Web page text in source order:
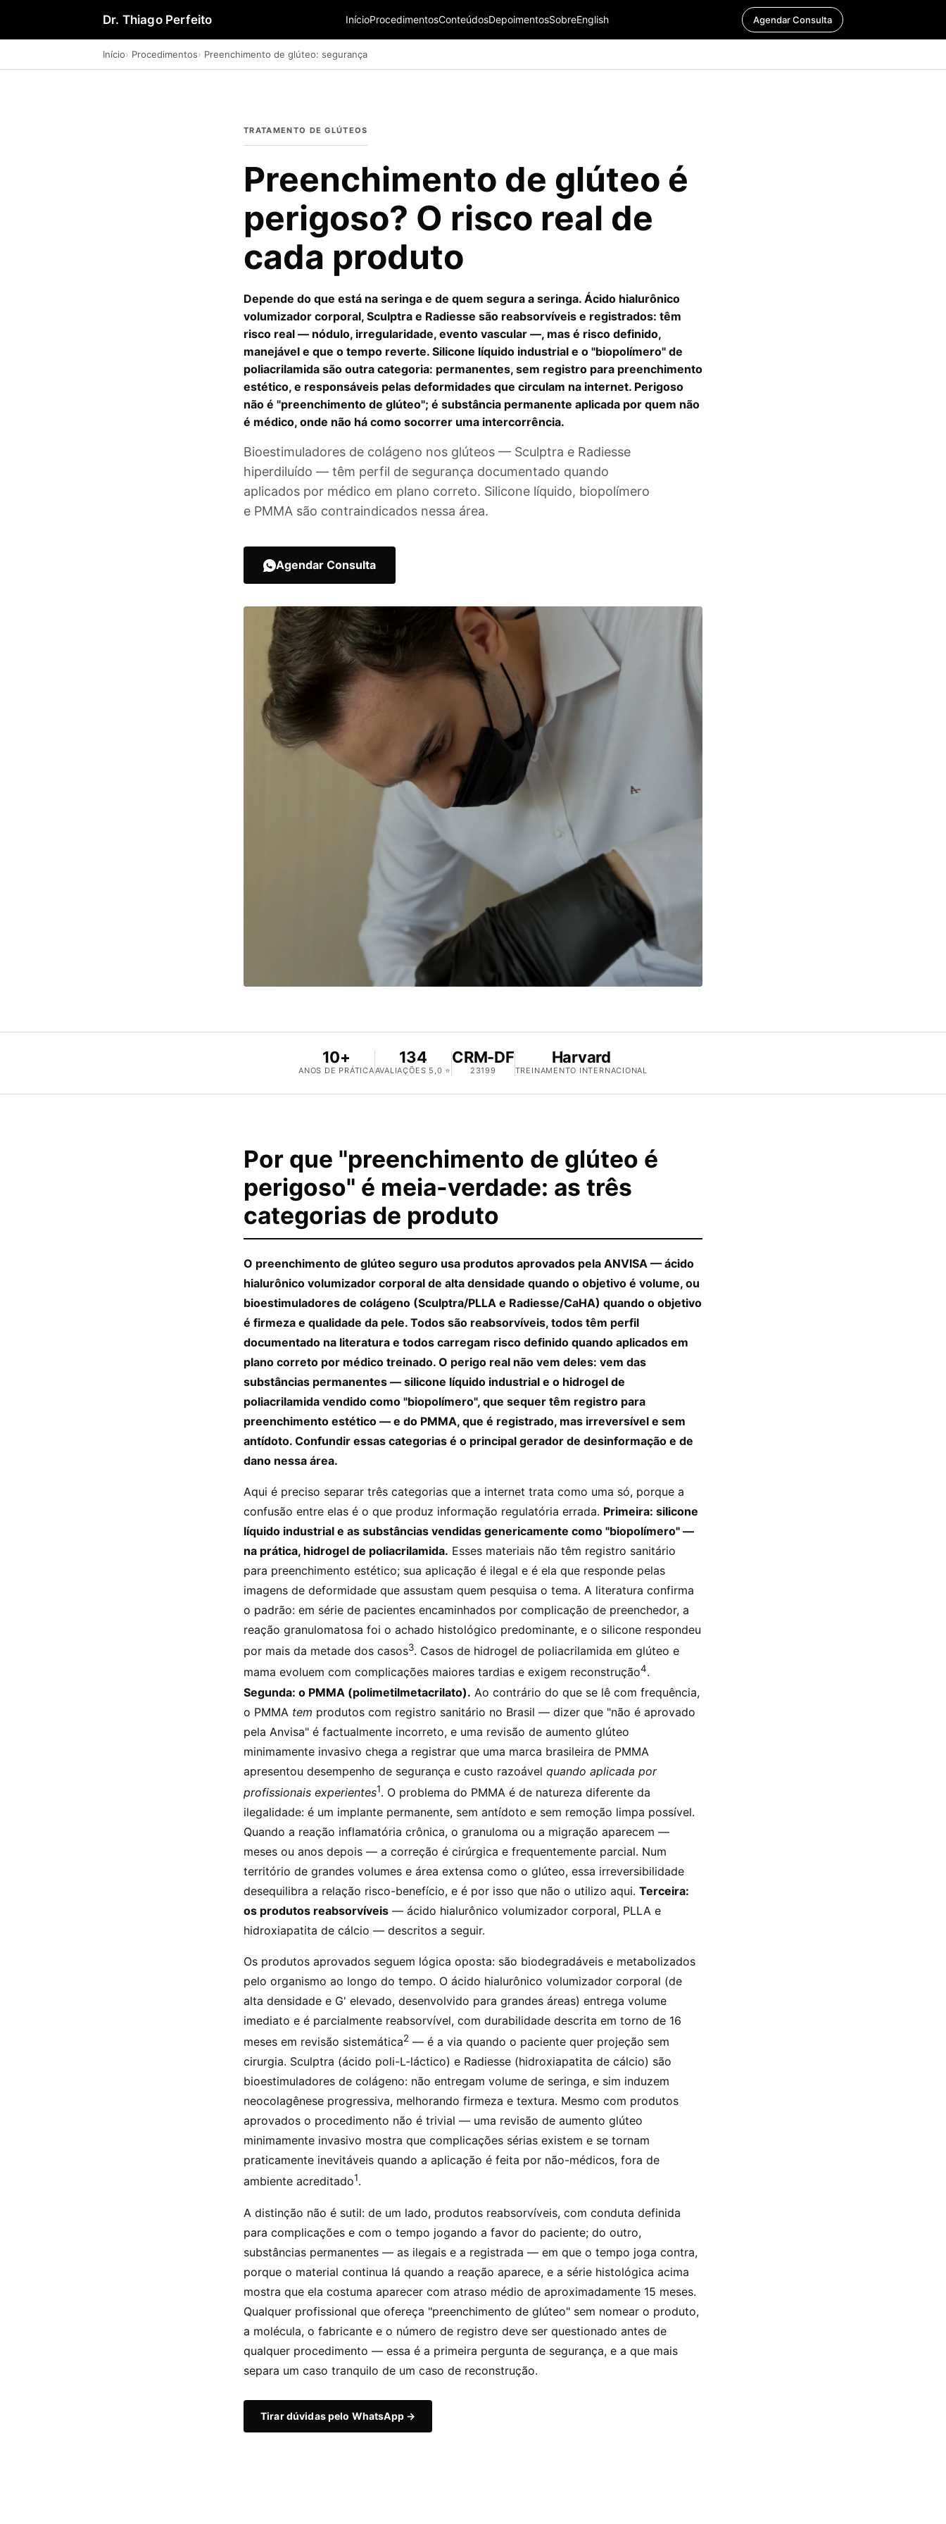
Dr. Thiago Perfeito InícioProcedimentosConteúdosDepoimentosSobreEnglish Agendar Consulta
Início Procedimentos Preenchimento de glúteo: segurança
TRATAMENTO DE GLÚTEOS
Preenchimento de glúteo é
perigoso? O risco real de
cada produto
Depende do que está na seringa e de quem segura a seringa. Ácido hialurônico
volumizador corporal, Sculptra e Radiesse são reabsorvíveis e registrados: têm
risco real — nódulo, irregularidade, evento vascular —, mas é risco definido,
manejável e que o tempo reverte. Silicone líquido industrial e o "biopolímero" de
poliacrilamida são outra categoria: permanentes, sem registro para preenchimento
estético, e responsáveis pelas deformidades que circulam na internet. Perigoso
não é "preenchimento de glúteo"; é substância permanente aplicada por quem não
é médico, onde não há como socorrer uma intercorrência.
Bioestimuladores de colágeno nos glúteos — Sculptra e Radiesse
hiperdiluído — têm perfil de segurança documentado quando
aplicados por médico em plano correto. Silicone líquido, biopolímero
e PMMA são contraindicados nessa área.
Agendar Consulta
10+
ANOS DE PRÁTICA
134
AVALIAÇÕES 5,0 ⭐
CRM-DF
23199
Harvard
TREINAMENTO INTERNACIONAL
Por que "preenchimento de glúteo é
perigoso" é meia-verdade: as três
categorias de produto
O preenchimento de glúteo seguro usa produtos aprovados pela ANVISA — ácido
hialurônico volumizador corporal de alta densidade quando o objetivo é volume, ou
bioestimuladores de colágeno (Sculptra/PLLA e Radiesse/CaHA) quando o objetivo
é firmeza e qualidade da pele. Todos são reabsorvíveis, todos têm perfil
documentado na literatura e todos carregam risco definido quando aplicados em
plano correto por médico treinado. O perigo real não vem deles: vem das
substâncias permanentes — silicone líquido industrial e o hidrogel de
poliacrilamida vendido como "biopolímero", que sequer têm registro para
preenchimento estético — e do PMMA, que é registrado, mas irreversível e sem
antídoto. Confundir essas categorias é o principal gerador de desinformação e de
dano nessa área.
Aqui é preciso separar três categorias que a internet trata como uma só, porque a
confusão entre elas é o que produz informação regulatória errada. Primeira: silicone
líquido industrial e as substâncias vendidas genericamente como "biopolímero" —
na prática, hidrogel de poliacrilamida. Esses materiais não têm registro sanitário
para preenchimento estético; sua aplicação é ilegal e é ela que responde pelas
imagens de deformidade que assustam quem pesquisa o tema. A literatura confirma
o padrão: em série de pacientes encaminhados por complicação de preenchedor, a
reação granulomatosa foi o achado histológico predominante, e o silicone respondeu
por mais da metade dos casos3. Casos de hidrogel de poliacrilamida em glúteo e
mama evoluem com complicações maiores tardias e exigem reconstrução4.
Segunda: o PMMA (polimetilmetacrilato). Ao contrário do que se lê com frequência,
o PMMA tem produtos com registro sanitário no Brasil — dizer que "não é aprovado
pela Anvisa" é factualmente incorreto, e uma revisão de aumento glúteo
minimamente invasivo chega a registrar que uma marca brasileira de PMMA
apresentou desempenho de segurança e custo razoável quando aplicada por
profissionais experientes1. O problema do PMMA é de natureza diferente da
ilegalidade: é um implante permanente, sem antídoto e sem remoção limpa possível.
Quando a reação inflamatória crônica, o granuloma ou a migração aparecem —
meses ou anos depois — a correção é cirúrgica e frequentemente parcial. Num
território de grandes volumes e área extensa como o glúteo, essa irreversibilidade
desequilibra a relação risco-benefício, e é por isso que não o utilizo aqui. Terceira:
os produtos reabsorvíveis — ácido hialurônico volumizador corporal, PLLA e
hidroxiapatita de cálcio — descritos a seguir.
Os produtos aprovados seguem lógica oposta: são biodegradáveis e metabolizados
pelo organismo ao longo do tempo. O ácido hialurônico volumizador corporal (de
alta densidade e G' elevado, desenvolvido para grandes áreas) entrega volume
imediato e é parcialmente reabsorvível, com durabilidade descrita em torno de 16
meses em revisão sistemática2 — é a via quando o paciente quer projeção sem
cirurgia. Sculptra (ácido poli-L-láctico) e Radiesse (hidroxiapatita de cálcio) são
bioestimuladores de colágeno: não entregam volume de seringa, e sim induzem
neocolagênese progressiva, melhorando firmeza e textura. Mesmo com produtos
aprovados o procedimento não é trivial — uma revisão de aumento glúteo
minimamente invasivo mostra que complicações sérias existem e se tornam
praticamente inevitáveis quando a aplicação é feita por não-médicos, fora de
ambiente acreditado1.
A distinção não é sutil: de um lado, produtos reabsorvíveis, com conduta definida
para complicações e com o tempo jogando a favor do paciente; do outro,
substâncias permanentes — as ilegais e a registrada — em que o tempo joga contra,
porque o material continua lá quando a reação aparece, e a série histológica acima
mostra que ela costuma aparecer com atraso médio de aproximadamente 15 meses.
Qualquer profissional que ofereça "preenchimento de glúteo" sem nomear o produto,
a molécula, o fabricante e o número de registro deve ser questionado antes de
qualquer procedimento — essa é a primeira pergunta de segurança, e a que mais
separa um caso tranquilo de um caso de reconstrução.
Tirar dúvidas pelo WhatsApp →